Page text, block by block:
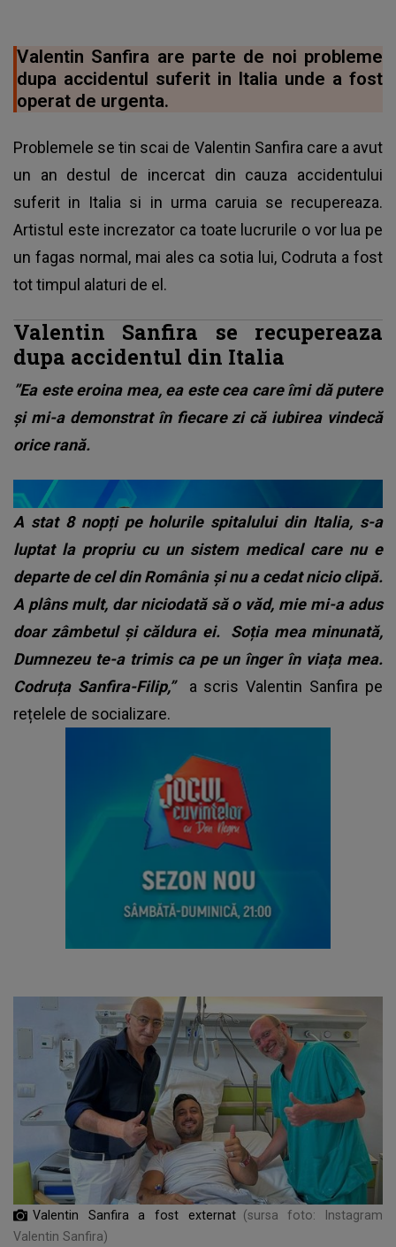
Valentin Sanfira are parte de noi probleme
dupa accidentul suferit in Italia unde a fost
operat de urgenta.
Problemele se tin scai de Valentin Sanfira care a avut
un an destul de incercat din cauza accidentului
suferit in Italia si in urma caruia se recupereaza.
Artistul este increzator ca toate lucrurile o vor lua pe
un fagas normal, mai ales ca sotia lui, Codruta a fost
tot timpul alaturi de el.
Valentin Sanfira se recupereaza
dupa accidentul din Italia
”Ea este eroina mea, ea este cea care îmi dă putere
și mi-a demonstrat în fiecare zi că iubirea vindecă
orice rană.
A stat 8 nopți pe holurile spitalului din Italia, s-a
luptat la propriu cu un sistem medical care nu e
departe de cel din România și nu a cedat nicio clipă.
A plâns mult, dar niciodată să o văd, mie mi-a adus
doar zâmbetul și căldura ei. Soția mea minunată,
Dumnezeu te-a trimis ca pe un înger în viața mea.
Codruța Sanfira-Filip,” a scris Valentin Sanfira pe
rețelele de socializare.
Valentin Sanfira a fost externat (sursa foto: Instagram
Valentin Sanfira)